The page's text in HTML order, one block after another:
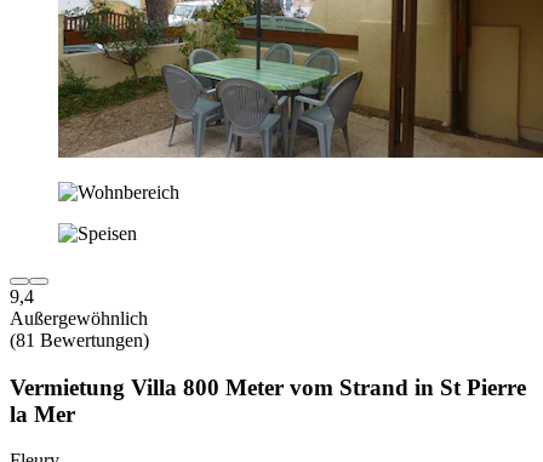
9,4
Außergewöhnlich
(81 Bewertungen)
Vermietung Villa 800 Meter vom Strand in St Pierre
la Mer